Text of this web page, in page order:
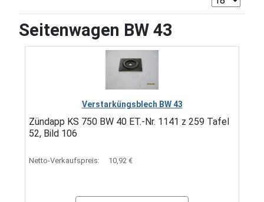
Seitenwagen BW 43
Verstarküngsblech BW 43
Zündapp KS 750 BW 40 ET.-Nr. 1141 z 259 Tafel
52, Bild 106
Netto-Verkaufspreis: 10,92 €